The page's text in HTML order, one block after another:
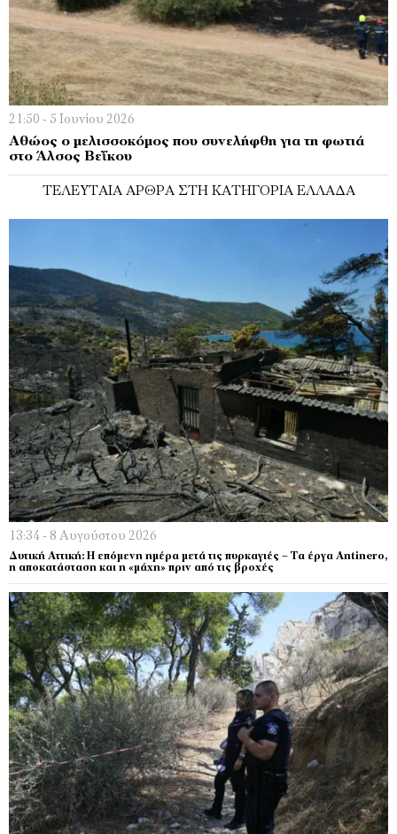
21:50 - 5 Ιουνίου 2026
Αθώος ο μελισσοκόμος που συνελήφθη για τη φωτιά
στο Άλσος Βεΐκου
ΤΕΛΕΥΤΑΊΑ ΆΡΘΡΑ ΣΤΗ ΚΑΤΗΓΟΡΊΑ ΕΛΛΆΔΑ
13:34 - 8 Αυγούστου 2026
Δυτική Αττική: Η επόμενη ημέρα μετά τις πυρκαγιές – Τα έργα Antinero,
η αποκατάσταση και η «μάχη» πριν από τις βροχές